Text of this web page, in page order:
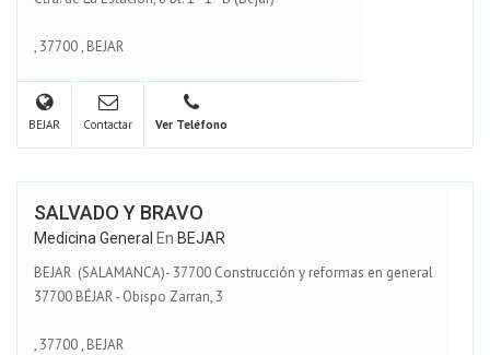
, 37700, BEJAR
BEJAR Contactar Ver Teléfono
SALVADO Y BRAVO
Medicina General En BEJAR
BEJAR (SALAMANCA)- 37700 Construcción y reformas en general
37700 BÉJAR - Obispo Zarran, 3
, 37700, BEJAR